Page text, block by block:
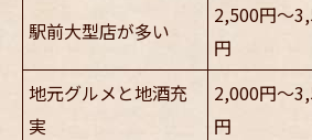
駅前大型店が多い
2,500円〜
円
地元グルメと地酒充
実
2,000円〜
円